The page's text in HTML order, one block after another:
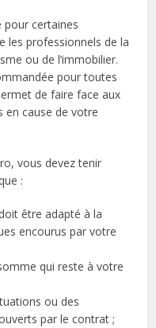
pour certaines
les professionnels de la
ou de l’immobilier.
pour toutes
de faire face aux
en cause de votre
vous devez tenir
:
être adapté à la
encourus par votre
qui reste à votre
ou des
par le contrat ;